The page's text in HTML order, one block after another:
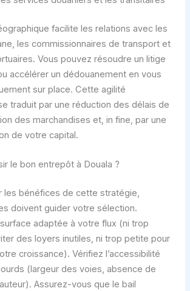
facilite les relations avec les
les commissionnaires de transport et
Vous pouvez résoudre un litige
accélérer un dédouanement en vous
sur place. Cette agilité
traduit par une réduction des délais de
des marchandises et, in fine, par une
de votre capital.
le bon entrepôt à Douala ?
les bénéfices de cette stratégie,
doivent guider votre sélection.
adaptée à votre flux (ni trop
des loyers inutiles, ni trop petite pour
croissance). Vérifiez l’accessibilité
(largeur des voies, absence de
Assurez-vous que le bail